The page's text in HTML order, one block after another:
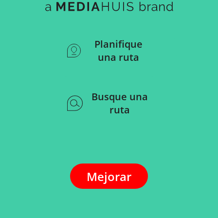
Planifique
una ruta
Busque una
ruta
Mejorar